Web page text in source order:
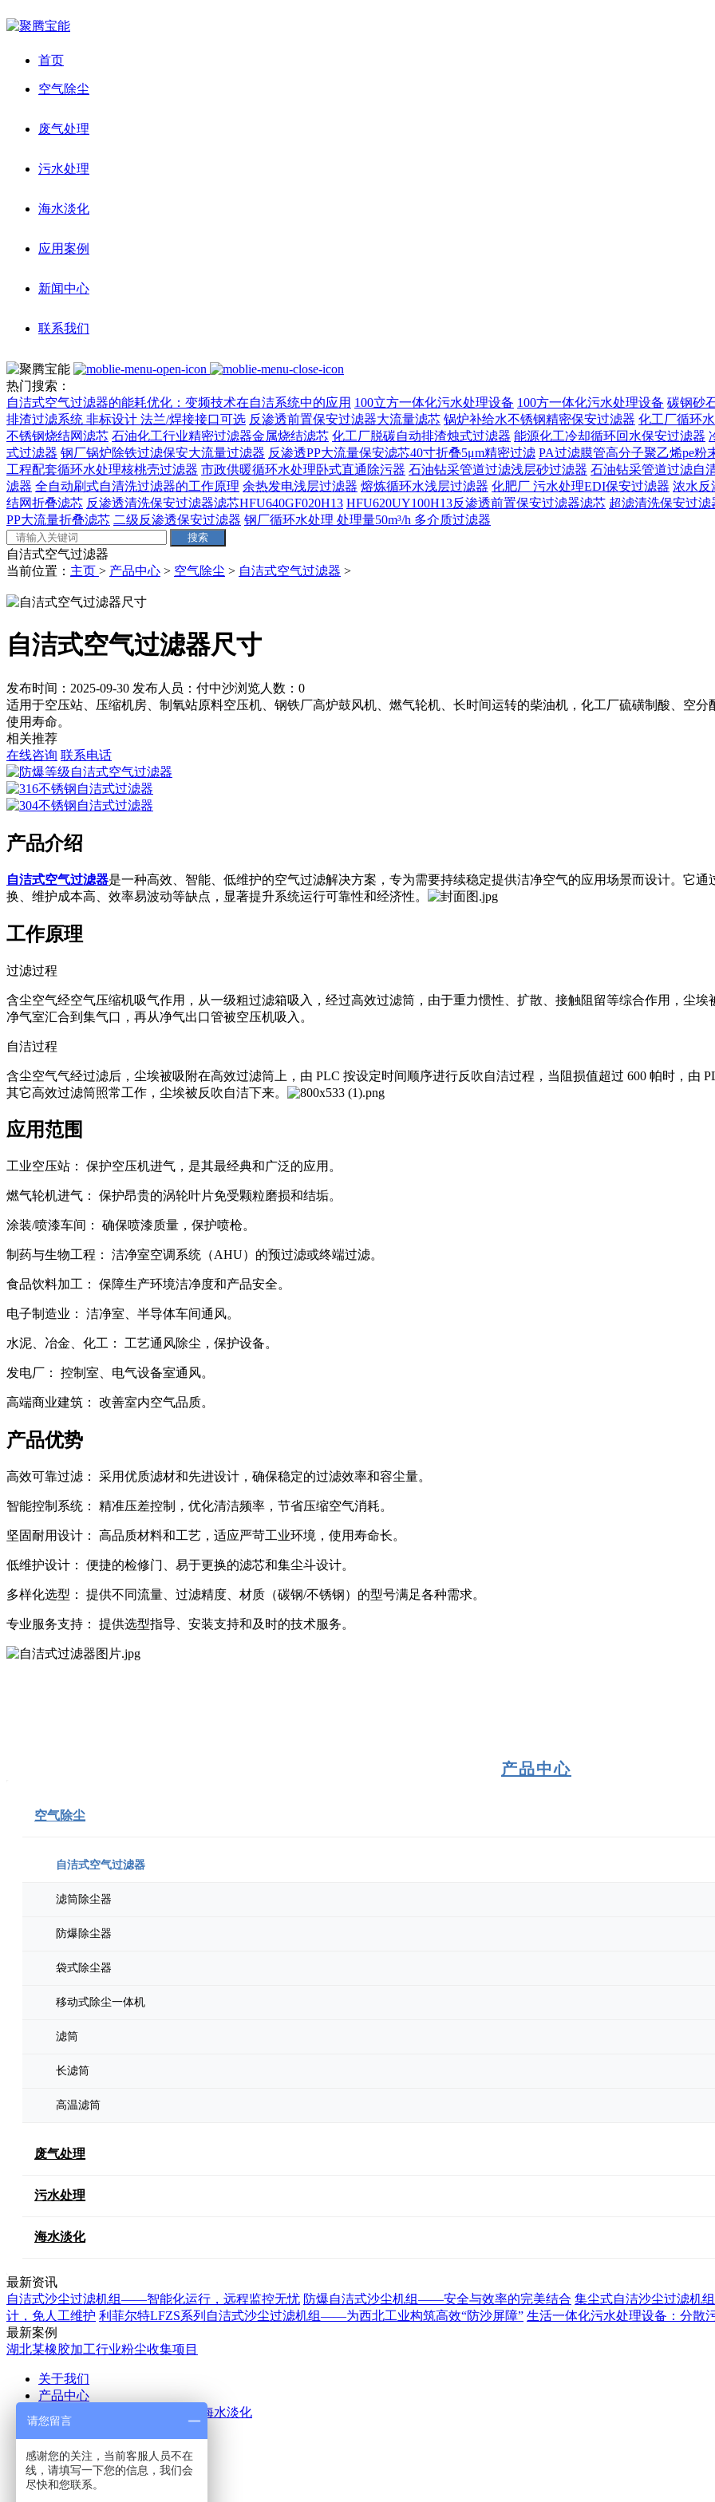
首页
空气除尘
废气处理
污水处理
海水淡化
应用案例
新闻中心
联系我们
热门搜索：
自洁式空气过滤器的能耗优化：变频技术在自洁系统中的应用 100立方一体化污水处理设备 100方一体化污水处理设备 碳钢砂
排渣过滤系统 非标设计 法兰/焊接接口可选‌ 反渗透前置保安过滤器大流量滤芯 锅炉补给水不锈钢精密保安过滤器 化工厂循环
不锈钢烧结网滤芯 石油化工行业精密过滤器金属烧结滤芯 化工厂脱碳自动排渣烛式过滤器 能源化工冷却循环回水保安过滤器
式过滤器 钢厂锅炉除铁过滤保安大流量过滤器 反渗透PP大流量保安滤芯40寸折叠5μm精密过滤 PA过滤膜管高分子聚乙烯pe粉
工程配套循环水处理核桃壳过滤器 市政供暖循环水处理卧式直通除污器 石油钻采管道过滤浅层砂过滤器 石油钻采管道过滤自
滤器 全自动刷式自清洗过滤器的工作原理 余热发电浅层过滤器 熔炼循环水浅层过滤器 化肥厂 污水处理EDI保安过滤器 浓水反
结网折叠滤芯 反渗透清洗保安过滤器滤芯HFU640GF020H13 HFU620UY100H13反渗透前置保安过滤器滤芯 超滤清洗保安过滤
PP大流量折叠滤芯 二级反渗透保安过滤器 钢厂循环水处理 处理量50m³/h 多介质过滤器
自洁式空气过滤器
当前位置： 主页 > 产品中心 > 空气除尘 > 自洁式空气过滤器 >
自洁式空气过滤器尺寸
发布时间：2025-09-30 发布人员：付中沙浏览人数： 0
适用于空压站、压缩机房、制氧站原料空压机、钢铁厂高炉鼓风机、燃气轮机、长时间运转的柴油机，化工厂硫磺制酸、空
使用寿命。
相关推荐
在线咨询 联系电话
产品介绍
自洁式空气过滤器是一种高效、智能、低维护的空气过滤解决方案，专为需要持续稳定提供洁净空气的应用场景而设计。它
换、维护成本高、效率易波动等缺点，显著提升系统运行可靠性和经济性。
工作原理
过滤过程
含尘空气经空气压缩机吸气作用，从一级粗过滤箱吸入，经过高效过滤筒，由于重力惯性、扩散、接触阻留等综合作用，尘
净气室汇合到集气口，再从净气出口管被空压机吸入。
自洁过程
含尘空气气经过滤后，尘埃被吸附在高效过滤筒上，由 PLC 按设定时间顺序进行反吹自洁过程，当阻损值超过 600 帕时，由
其它高效过滤筒照常工作，尘埃被反吹自洁下来。
应用范围
工业空压站： 保护空压机进气，是其最经典和广泛的应用。
燃气轮机进气： 保护昂贵的涡轮叶片免受颗粒磨损和结垢。
涂装/喷漆车间： 确保喷漆质量，保护喷枪。
制药与生物工程： 洁净室空调系统（AHU）的预过滤或终端过滤。
食品饮料加工： 保障生产环境洁净度和产品安全。
电子制造业： 洁净室、半导体车间通风。
水泥、冶金、化工： 工艺通风除尘，保护设备。
发电厂： 控制室、电气设备室通风。
高端商业建筑： 改善室内空气品质。
产品优势
高效可靠过滤： 采用优质滤材和先进设计，确保稳定的过滤效率和容尘量。
智能控制系统： 精准压差控制，优化清洁频率，节省压缩空气消耗。
坚固耐用设计： 高品质材料和工艺，适应严苛工业环境，使用寿命长。
低维护设计： 便捷的检修门、易于更换的滤芯和集尘斗设计。
多样化选型： 提供不同流量、过滤精度、材质（碳钢/不锈钢）的型号满足各种需求。
专业服务支持： 提供选型指导、安装支持和及时的技术服务。
产品中心
空气除尘
自洁式空气过滤器
滤筒除尘器
防爆除尘器
袋式除尘器
移动式除尘一体机
滤筒
长滤筒
高温滤筒
废气处理
污水处理
海水淡化
最新资讯
自洁式沙尘过滤机组——智能化运行，远程监控无忧 防爆自洁式沙尘机组——安全与效率的完美结合 集尘式自洁沙尘过滤机
计，免人工维护 利菲尔特LFZS系列自洁式沙尘过滤机组——为西北工业构筑高效“防沙屏障” 生活一体化污水处理设备：分散
最新案例
湖北某橡胶加工行业粉尘收集项目
关于我们
产品中心
空气除尘
海水淡化
应用案例
公司新闻 行业新闻
联系我们
请您留言
感谢您的关注，当前客服人员不在
线，请填写一下您的信息，我们会
尽快和您联系。